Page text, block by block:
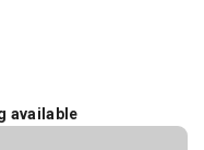
available